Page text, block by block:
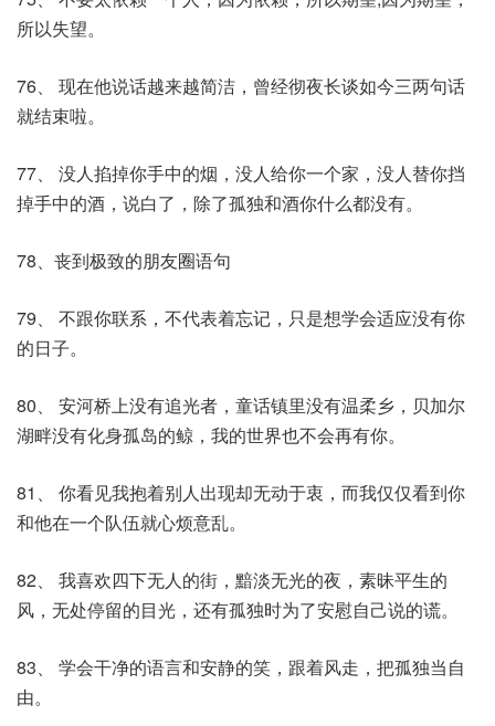
所以失望。
76、 现在他说话越来越简洁，曾经彻夜长谈如今三两句话
就结束啦。
77、 没人掐掉你手中的烟，没人给你一个家，没人替你挡
掉手中的酒，说白了，除了孤独和酒你什么都没有。
78、丧到极致的朋友圈语句
79、 不跟你联系，不代表着忘记，只是想学会适应没有你
的日子。
80、 安河桥上没有追光者，童话镇里没有温柔乡，贝加尔
湖畔没有化身孤岛的鲸，我的世界也不会再有你。
81、 你看见我抱着别人出现却无动于衷，而我仅仅看到你
和他在一个队伍就心烦意乱。
82、 我喜欢四下无人的街，黯淡无光的夜，素昧平生的
风，无处停留的目光，还有孤独时为了安慰自己说的谎。
83、 学会干净的语言和安静的笑，跟着风走，把孤独当自
由。